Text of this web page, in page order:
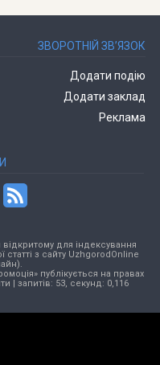
ЗВОРОТНІЙ ЗВ’ЯЗОК
Додати подію
Додати заклад
Реклама
для індексування
статті з сайту UzhgorodOnline
публікується на правах
| запитів: 53, секунд: 0,116